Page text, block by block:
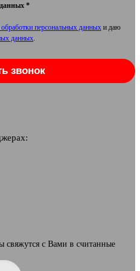
*
персональных данных и даю
данных
звонок
свяжутся с Вами в считанные